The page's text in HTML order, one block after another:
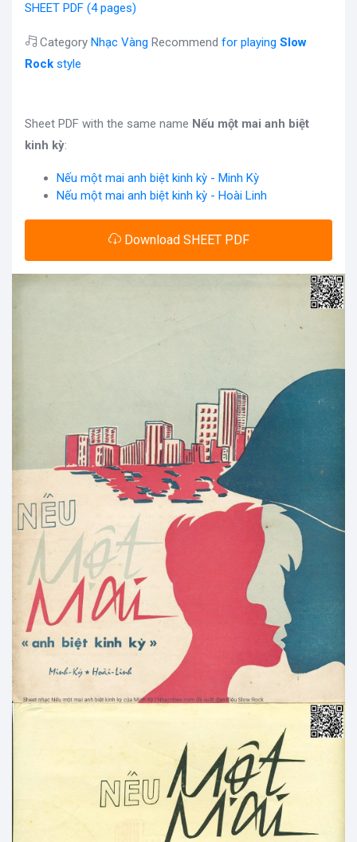
SHEET PDF (4 pages)
Category Nhạc Vàng Recommend for playing Slow
Rock style
Sheet PDF with the same name Nếu một mai anh biệt
kinh kỳ:
Nếu một mai anh biệt kinh kỳ - Minh Kỳ
Nếu một mai anh biệt kinh kỳ - Hoài Linh
Download SHEET PDF